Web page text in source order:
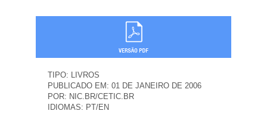
TIPO: LIVROS
PUBLICADO EM: 01 DE JANEIRO DE 2006
POR: NIC.BR/CETIC.BR
IDIOMAS: PT/EN